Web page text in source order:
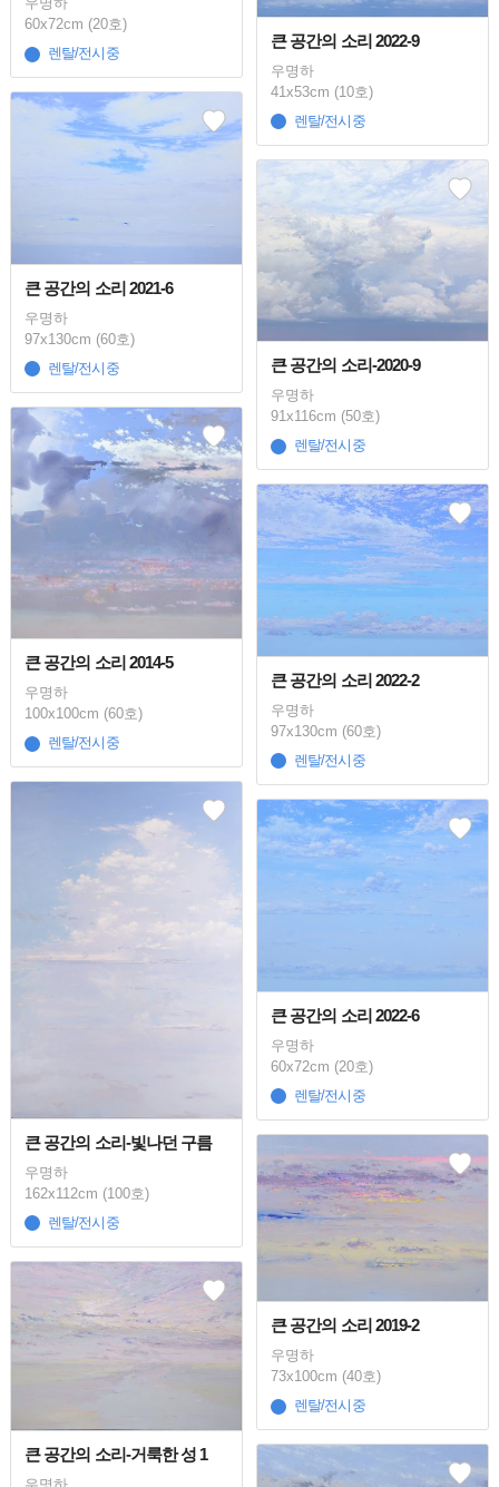
60x72cm (20호)
렌탈/전시중
큰 공간의 소리 2022-9
우명하
41x53cm (10호)
렌탈/전시중
큰 공간의 소리 2021-6
우명하
97x130cm (60호)
렌탈/전시중
큰 공간의 소리-2020-9
우명하
91x116cm (50호)
렌탈/전시중
큰 공간의 소리 2014-5
우명하
100x100cm (60호)
렌탈/전시중
큰 공간의 소리 2022-2
우명하
97x130cm (60호)
렌탈/전시중
큰 공간의 소리-빛나던 구름
우명하
162x112cm (100호)
렌탈/전시중
큰 공간의 소리 2022-6
우명하
60x72cm (20호)
렌탈/전시중
큰 공간의 소리 2019-2
우명하
73x100cm (40호)
렌탈/전시중
큰 공간의 소리-거룩한 성 1